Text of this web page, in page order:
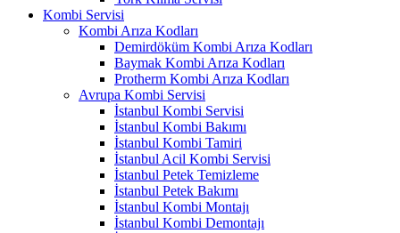
Kombi Servisi
Kombi Arıza Kodları
Demirdöküm Kombi Arıza Kodları
Baymak Kombi Arıza Kodları
Protherm Kombi Arıza Kodları
Avrupa Kombi Servisi
İstanbul Kombi Servisi
İstanbul Kombi Bakımı
İstanbul Kombi Tamiri
İstanbul Acil Kombi Servisi
İstanbul Petek Temizleme
İstanbul Petek Bakımı
İstanbul Kombi Montajı
İstanbul Kombi Demontajı